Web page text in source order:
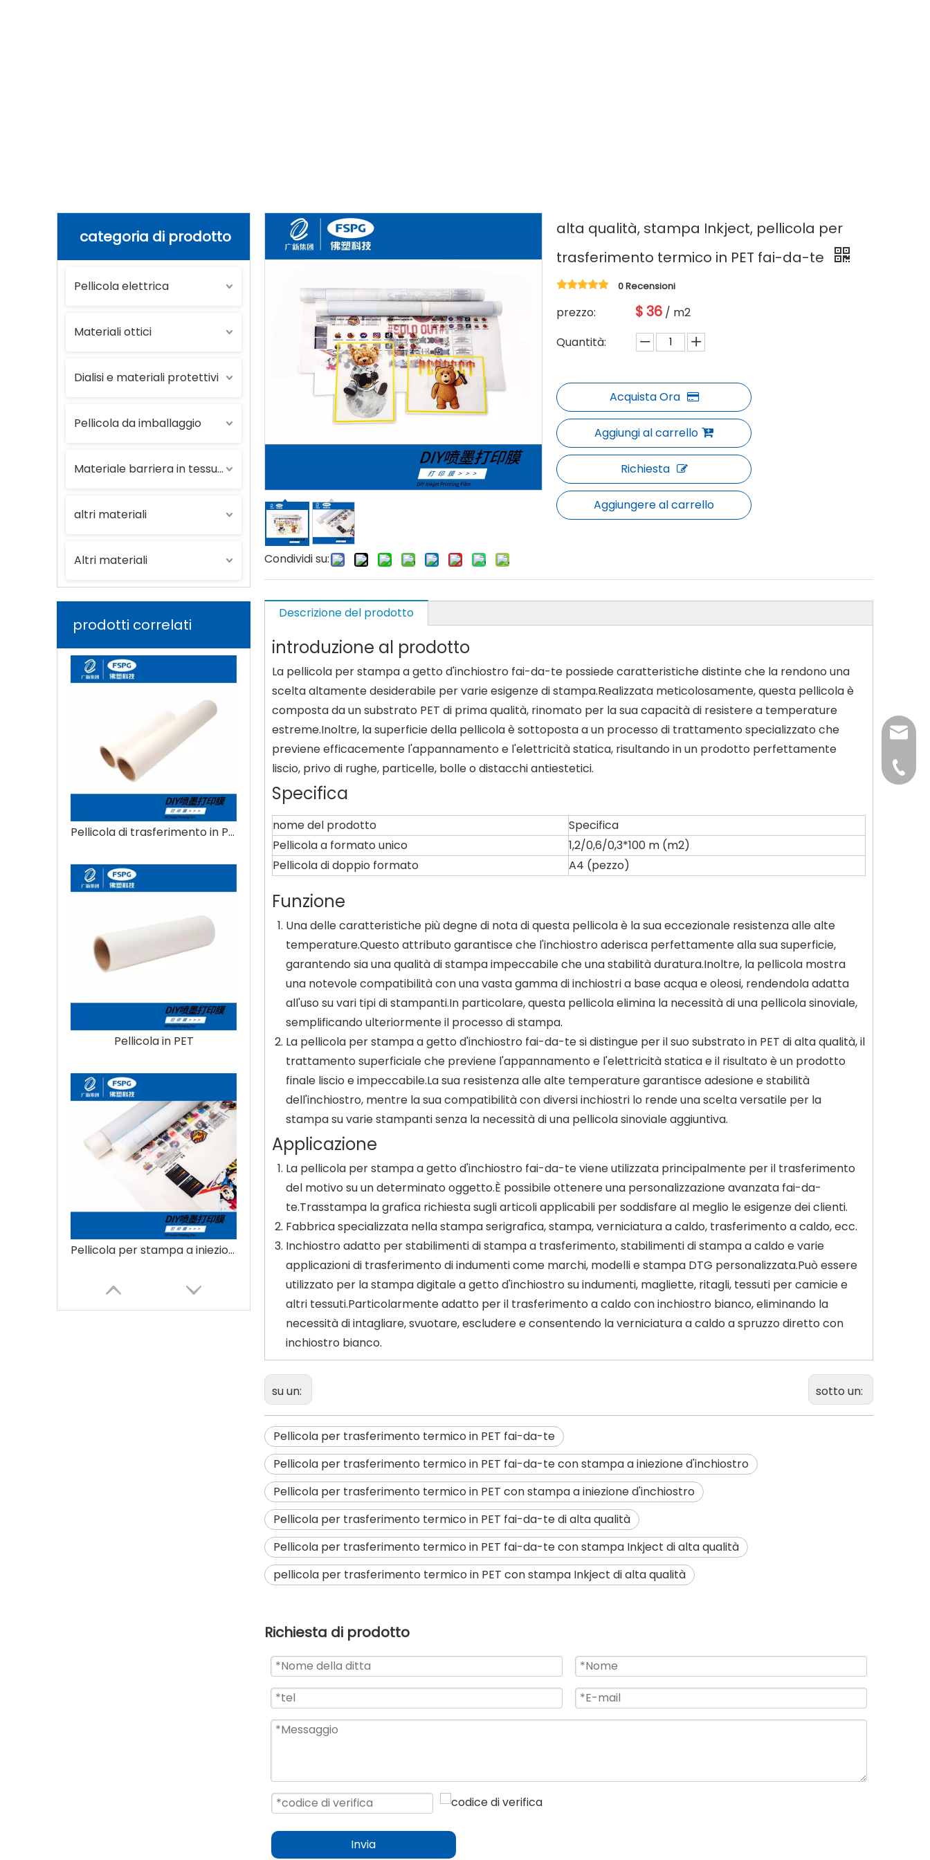
categoria di prodotto
Pellicola elettrica
Materiali ottici
Dialisi e materiali protettivi
Pellicola da imballaggio
Materiale barriera in tessuto plastico
altri materiali
Altri materiali
prodotti correlati
Pellicola di trasferimento in PET
Pellicola in PET
Pellicola per stampa a iniezione d'inchiostro fai-da-te
Condividi su:
alta qualità, stampa Inkject, pellicola per
trasferimento termico in PET fai-da-te
0 Recensioni
prezzo: $36 / m2
Quantità:
Acquista Ora
Aggiungi al carrello
Richiesta
Aggiungere al carrello
Descrizione del prodotto
introduzione al prodotto
La pellicola per stampa a getto d'inchiostro fai-da-te possiede caratteristiche distinte che la rendono una
scelta altamente desiderabile per varie esigenze di stampa.Realizzata meticolosamente, questa pellicola è
composta da un substrato PET di prima qualità, rinomato per la sua capacità di resistere a temperature
estreme.Inoltre, la superficie della pellicola è sottoposta a un processo di trattamento specializzato che
previene efficacemente l'appannamento e l'elettricità statica, risultando in un prodotto perfettamente
liscio, privo di rughe, particelle, bolle o distacchi antiestetici.
Specifica
nome del prodotto
Specifica
Pellicola a formato unico
1,2/0,6/0,3*100 m (m2)
Pellicola di doppio formato
A4 (pezzo)
Funzione
Una delle caratteristiche più degne di nota di questa pellicola è la sua eccezionale resistenza alle alte
temperature.Questo attributo garantisce che l'inchiostro aderisca perfettamente alla sua superficie,
garantendo sia una qualità di stampa impeccabile che una stabilità duratura.Inoltre, la pellicola mostra
una notevole compatibilità con una vasta gamma di inchiostri a base acqua e oleosi, rendendola adatta
all'uso su vari tipi di stampanti.In particolare, questa pellicola elimina la necessità di una pellicola sinoviale,
semplificando ulteriormente il processo di stampa.
La pellicola per stampa a getto d'inchiostro fai-da-te si distingue per il suo substrato in PET di alta qualità, il
trattamento superficiale che previene l'appannamento e l'elettricità statica e il risultato è un prodotto
finale liscio e impeccabile.La sua resistenza alle alte temperature garantisce adesione e stabilità
dell'inchiostro, mentre la sua compatibilità con diversi inchiostri lo rende una scelta versatile per la
stampa su varie stampanti senza la necessità di una pellicola sinoviale aggiuntiva.
Applicazione
La pellicola per stampa a getto d'inchiostro fai-da-te viene utilizzata principalmente per il trasferimento
del motivo su un determinato oggetto.È possibile ottenere una personalizzazione avanzata fai-da-
te.Trasstampa la grafica richiesta sugli articoli applicabili per soddisfare al meglio le esigenze dei clienti.
Fabbrica specializzata nella stampa serigrafica, stampa, verniciatura a caldo, trasferimento a caldo, ecc.
Inchiostro adatto per stabilimenti di stampa a trasferimento, stabilimenti di stampa a caldo e varie
applicazioni di trasferimento di indumenti come marchi, modelli e stampa DTG personalizzata.Può essere
utilizzato per la stampa digitale a getto d'inchiostro su indumenti, magliette, ritagli, tessuti per camicie e
altri tessuti.Particolarmente adatto per il trasferimento a caldo con inchiostro bianco, eliminando la
necessità di intagliare, svuotare, escludere e consentendo la verniciatura a caldo a spruzzo diretto con
inchiostro bianco.
su un: sotto un:
Pellicola per trasferimento termico in PET fai-da-te
Pellicola per trasferimento termico in PET fai-da-te con stampa a iniezione d'inchiostro
Pellicola per trasferimento termico in PET con stampa a iniezione d'inchiostro
Pellicola per trasferimento termico in PET fai-da-te di alta qualità
Pellicola per trasferimento termico in PET fai-da-te con stampa Inkject di alta qualità
pellicola per trasferimento termico in PET con stampa Inkject di alta qualità
Richiesta di prodotto
Invia
+86-